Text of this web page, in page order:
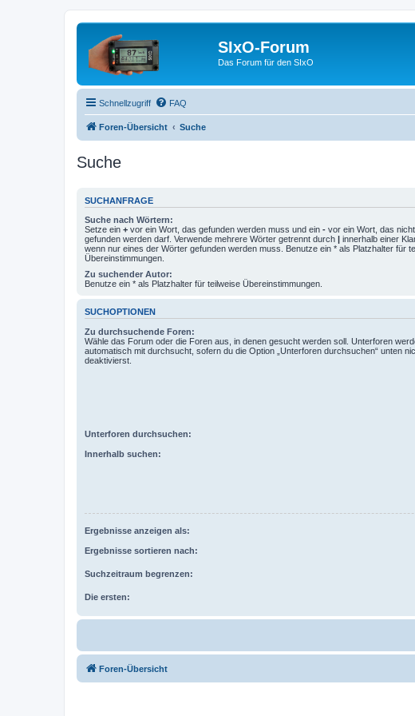
SIxO-Forum
Das Forum für den SIxO
Schnellzugriff FAQ
Foren-Übersicht Suche
Suche
SUCHANFRAGE
Suche nach Wörtern:
Setze ein + vor ein Wort, das gefunden werden muss und ein - vor ein Wort, das nicht
gefunden werden darf. Verwende mehrere Wörter getrennt durch | innerhalb einer
wenn nur eines der Wörter gefunden werden muss. Benutze ein * als Platzhalter für
Übereinstimmungen.
Zu suchender Autor:
Benutze ein * als Platzhalter für teilweise Übereinstimmungen.
SUCHOPTIONEN
Zu durchsuchende Foren:
Wähle das Forum oder die Foren aus, in denen gesucht werden soll. Unterforen
automatisch mit durchsucht, sofern du die Option „Unterforen durchsuchen“ unten
deaktivierst.
Unterforen durchsuchen:
Innerhalb suchen:
Ergebnisse anzeigen als:
Ergebnisse sortieren nach:
Suchzeitraum begrenzen:
Die ersten:
Foren-Übersicht